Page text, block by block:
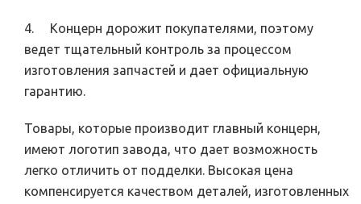
4. Концерн дорожит покупателями, поэтому
ведет тщательный контроль за процессом
изготовления запчастей и дает официальную
гарантию.
Товары, которые производит главный концерн,
имеют логотип завода, что дает возможность
легко отличить от подделки. Высокая цена
компенсируется качеством деталей, изготовленных